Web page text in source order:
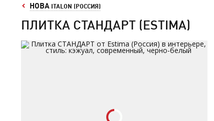
НОВА ITALON (РОССИЯ)
ПЛИТКА СТАНДАРТ (ESTIMA)